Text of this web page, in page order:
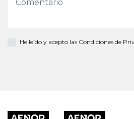
He leído y acepto las Condiciones de